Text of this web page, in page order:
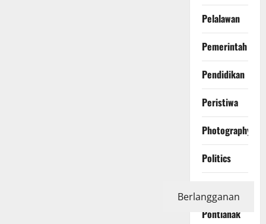
Pelalawan
Pemerintah
Pendidikan
Peristiwa
Photography
Politics
Pontianak
Berlangganan